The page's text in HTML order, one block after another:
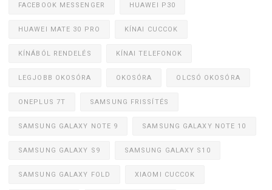
FACEBOOK MESSENGER HUAWEI P30
HUAWEI MATE 30 PRO KÍNAI CUCCOK
KÍNÁBÓL RENDELÉS KÍNAI TELEFONOK
LEGJOBB OKOSÓRA OKOSÓRA OLCSÓ OKOSÓRA
ONEPLUS 7T SAMSUNG FRISSÍTÉS
SAMSUNG GALAXY NOTE 9 SAMSUNG GALAXY NOTE 10
SAMSUNG GALAXY S9 SAMSUNG GALAXY S10
SAMSUNG GALAXY FOLD XIAOMI CUCCOK